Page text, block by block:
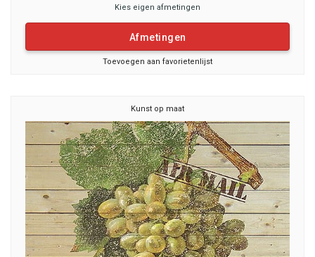
Kies eigen afmetingen
Afmetingen
Toevoegen aan favorietenlijst
Kunst op maat